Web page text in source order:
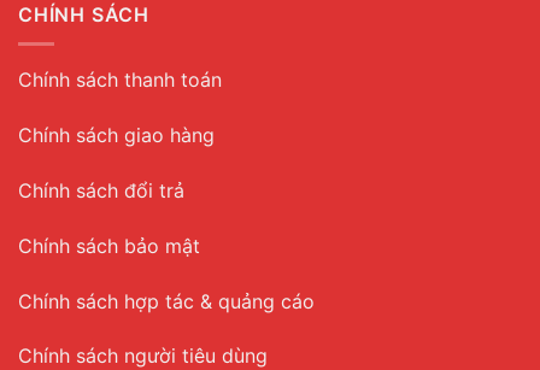
CHÍNH SÁCH
Chính sách thanh toán
Chính sách giao hàng
Chính sách đổi trả
Chính sách bảo mật
Chính sách hợp tác & quảng cáo
Chính sách người tiêu dùng